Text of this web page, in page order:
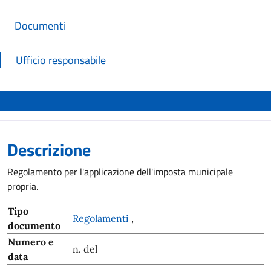
Documenti
Ufficio responsabile
Descrizione
Regolamento per l'applicazione dell'imposta municipale
propria.
Tipo
documento
Regolamenti ,
Numero e
data
n. del